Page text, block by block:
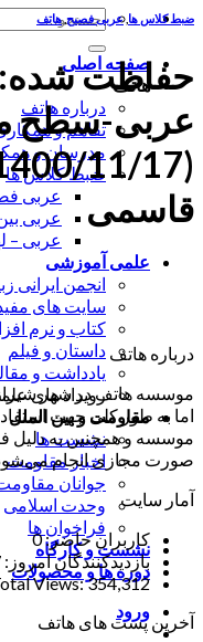
جستجو
صفحه اصلی
هاتف
درباره هاتف
تفاهم و
مدرسان و
ضبط کلاس ها
عربی
عربی
عربی –
علمی آموزشی
انجمن ایرانی
سایت های
کتاب و نرم
داستان و فیلم
یادداشت و
رویداد های
مقاومت و بین الملل
نشست ها
اخبار مقاومت
جوانان
وحدت اسلامی
فراخوان ها
نشست و کارگاه
دوره ها و محصولات
ورود
ضبط کلاس ها ,عربی فصیح,هاتف
قاسمی
درباره هاتف
موسسه هاتف در شهر
اما به طور کلی جهت
موسسه و همچنین به دلیل
صورت مجازی انجام
آمار سایت
کاربران حاضر:0
بازدیدکنندگان امروز:
Views:354,312
آخرین پست های هاتف